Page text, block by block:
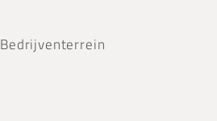
Bedrijventerrein